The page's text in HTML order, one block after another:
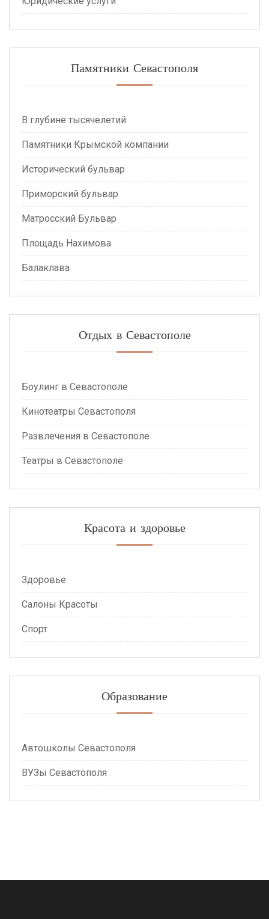
Памятники Севастополя
В глубине тысячелетий
Памятники Крымской компании
Исторический бульвар
Приморский бульвар
Матросский Бульвар
Площадь Нахимова
Балаклава
Отдых в Севастополе
Боулинг в Севастополе
Кинотеатры Севастополя
Развлечения в Севастополе
Театры в Севастополе
Красота и здоровье
Здоровье
Салоны Красоты
Спорт
Образование
Автошколы Севастополя
ВУЗы Севастополя